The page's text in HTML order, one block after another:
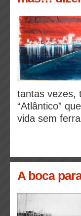
tantas vezes,
“Atlântico”
vida sem
A boca